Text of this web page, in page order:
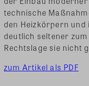
technische
den Heizkörpern
deutlich seltener
Rechtslage sie nicht
zum Artikel als PDF